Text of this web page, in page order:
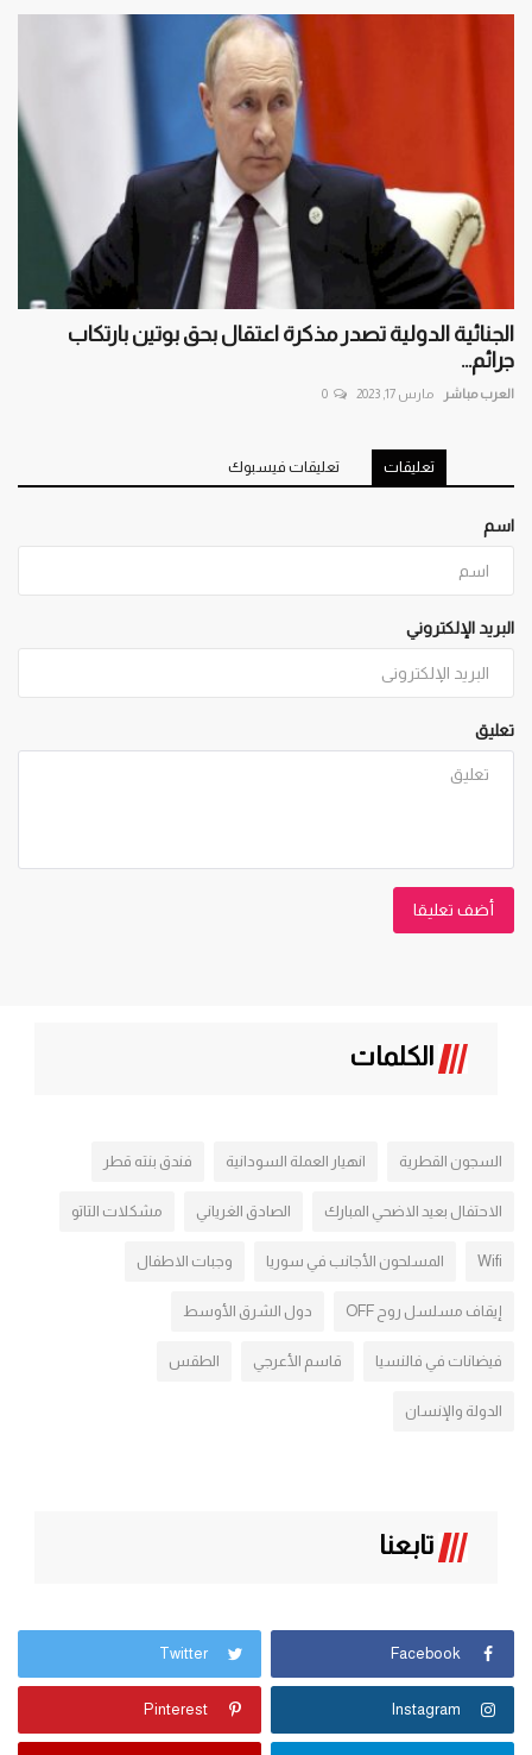
الجنائية الدولية تصدر مذكرة اعتقال بحق بوتين بارتكاب
جرائم...
العرب مباشر مارس 17, 2023 0
تعليقات تعليقات فيسبوك
اسم
البريد الإلكتروني
تعليق
أضف تعليقا
الكلمات
السجون القطرية انهيار العملة السودانية فندق بنته قطر
الاحتفال بعيد الاضحي المبارك الصادق الغرياني مشكلات التاتو
Wifi المسلحون الأجانب في سوريا وجبات الاطفال
إيقاف مسلسل روح OFF دول الشرق الأوسط
فيضانات في فالنسيا قاسم الأعرجي الطقس
الدولة والإنسان
تابعنا
Facebook
Twitter
Instagram
Pinterest